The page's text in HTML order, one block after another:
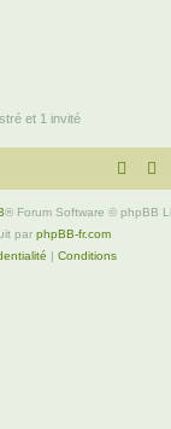
et 1 invité
® Forum Software © phpBB
par phpBB-fr.com
| Conditions